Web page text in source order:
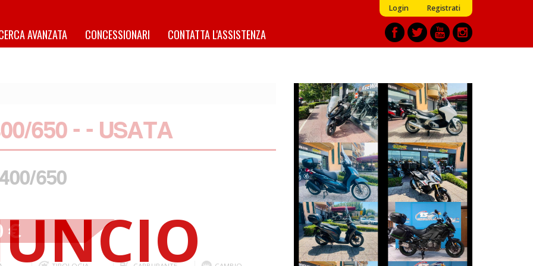
Login Registrati
AVANZATA CONCESSIONARI CONTATTA L'ASSISTENZA
650 - - USATA
650
€
KYMCO
DOWNTOWN
€ 1.390 €
HONDA INTEGRA
€ 2.990 €
PIAGGIO
BEVERLY
€ 3.990 €
HONDA X-ADV
€ 9.999 €
HONDA SH
€ 3.650 €
KAWASAKI
VERSYS
€ 9.990 €